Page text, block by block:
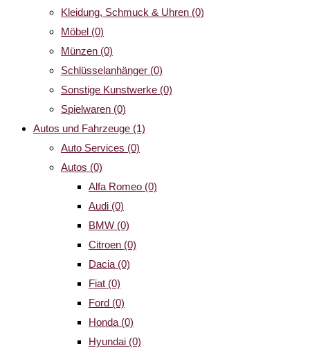
Kleidung, Schmuck & Uhren (0)
Möbel (0)
Münzen (0)
Schlüsselanhänger (0)
Sonstige Kunstwerke (0)
Spielwaren (0)
Autos und Fahrzeuge (1)
Auto Services (0)
Autos (0)
Alfa Romeo (0)
Audi (0)
BMW (0)
Citroen (0)
Dacia (0)
Fiat (0)
Ford (0)
Honda (0)
Hyundai (0)